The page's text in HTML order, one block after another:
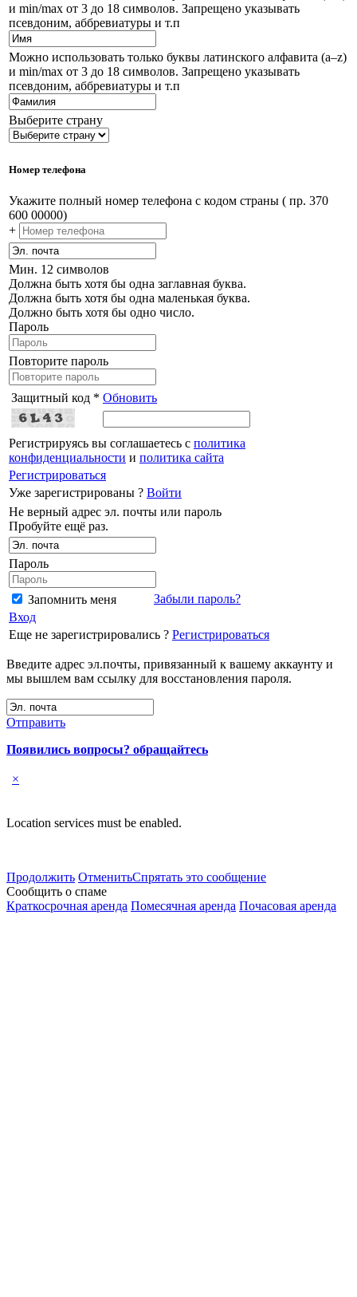
и min/max от 3 до 18 символов. Запрещено указывать
псевдоним, аббревиатуры и т.п
Можно использовать только буквы латинского алфавита (a–z)
и min/max от 3 до 18 символов. Запрещено указывать
псевдоним, аббревиатуры и т.п
Выберите страну
Номер телефона
Укажите полный номер телефона с кодом страны ( пр. 370
600 00000)
+
Мин. 12 символов
Должна быть хотя бы одна заглавная буква.
Должна быть хотя бы одна маленькая буква.
Должно быть хотя бы одно число.
Пароль
Повторите пароль
Защитный код * Обновить
Регистрируясь вы соглашаетесь с политика
конфиденциальности и политика сайта
Регистрироваться
Уже зарегистрированы ? Войти
Не верный адрес эл. почты или пароль
Пробуйте ещё раз.
Пароль
Запомнить меня
Забыли пароль?
Вход
Еще не зарегистрировались ? Регистрироваться
Введите адрес эл.почты, привязанный к вашему аккаунту и
мы вышлем вам ссылку для восстановления пароля.
Отправить
Появились вопросы? обращайтесь
×
Location services must be enabled.
Продолжить ОтменитьСпрятать это сообщение
Сообщить о спаме
Краткосрочная аренда Помесячная аренда Почасовая аренда